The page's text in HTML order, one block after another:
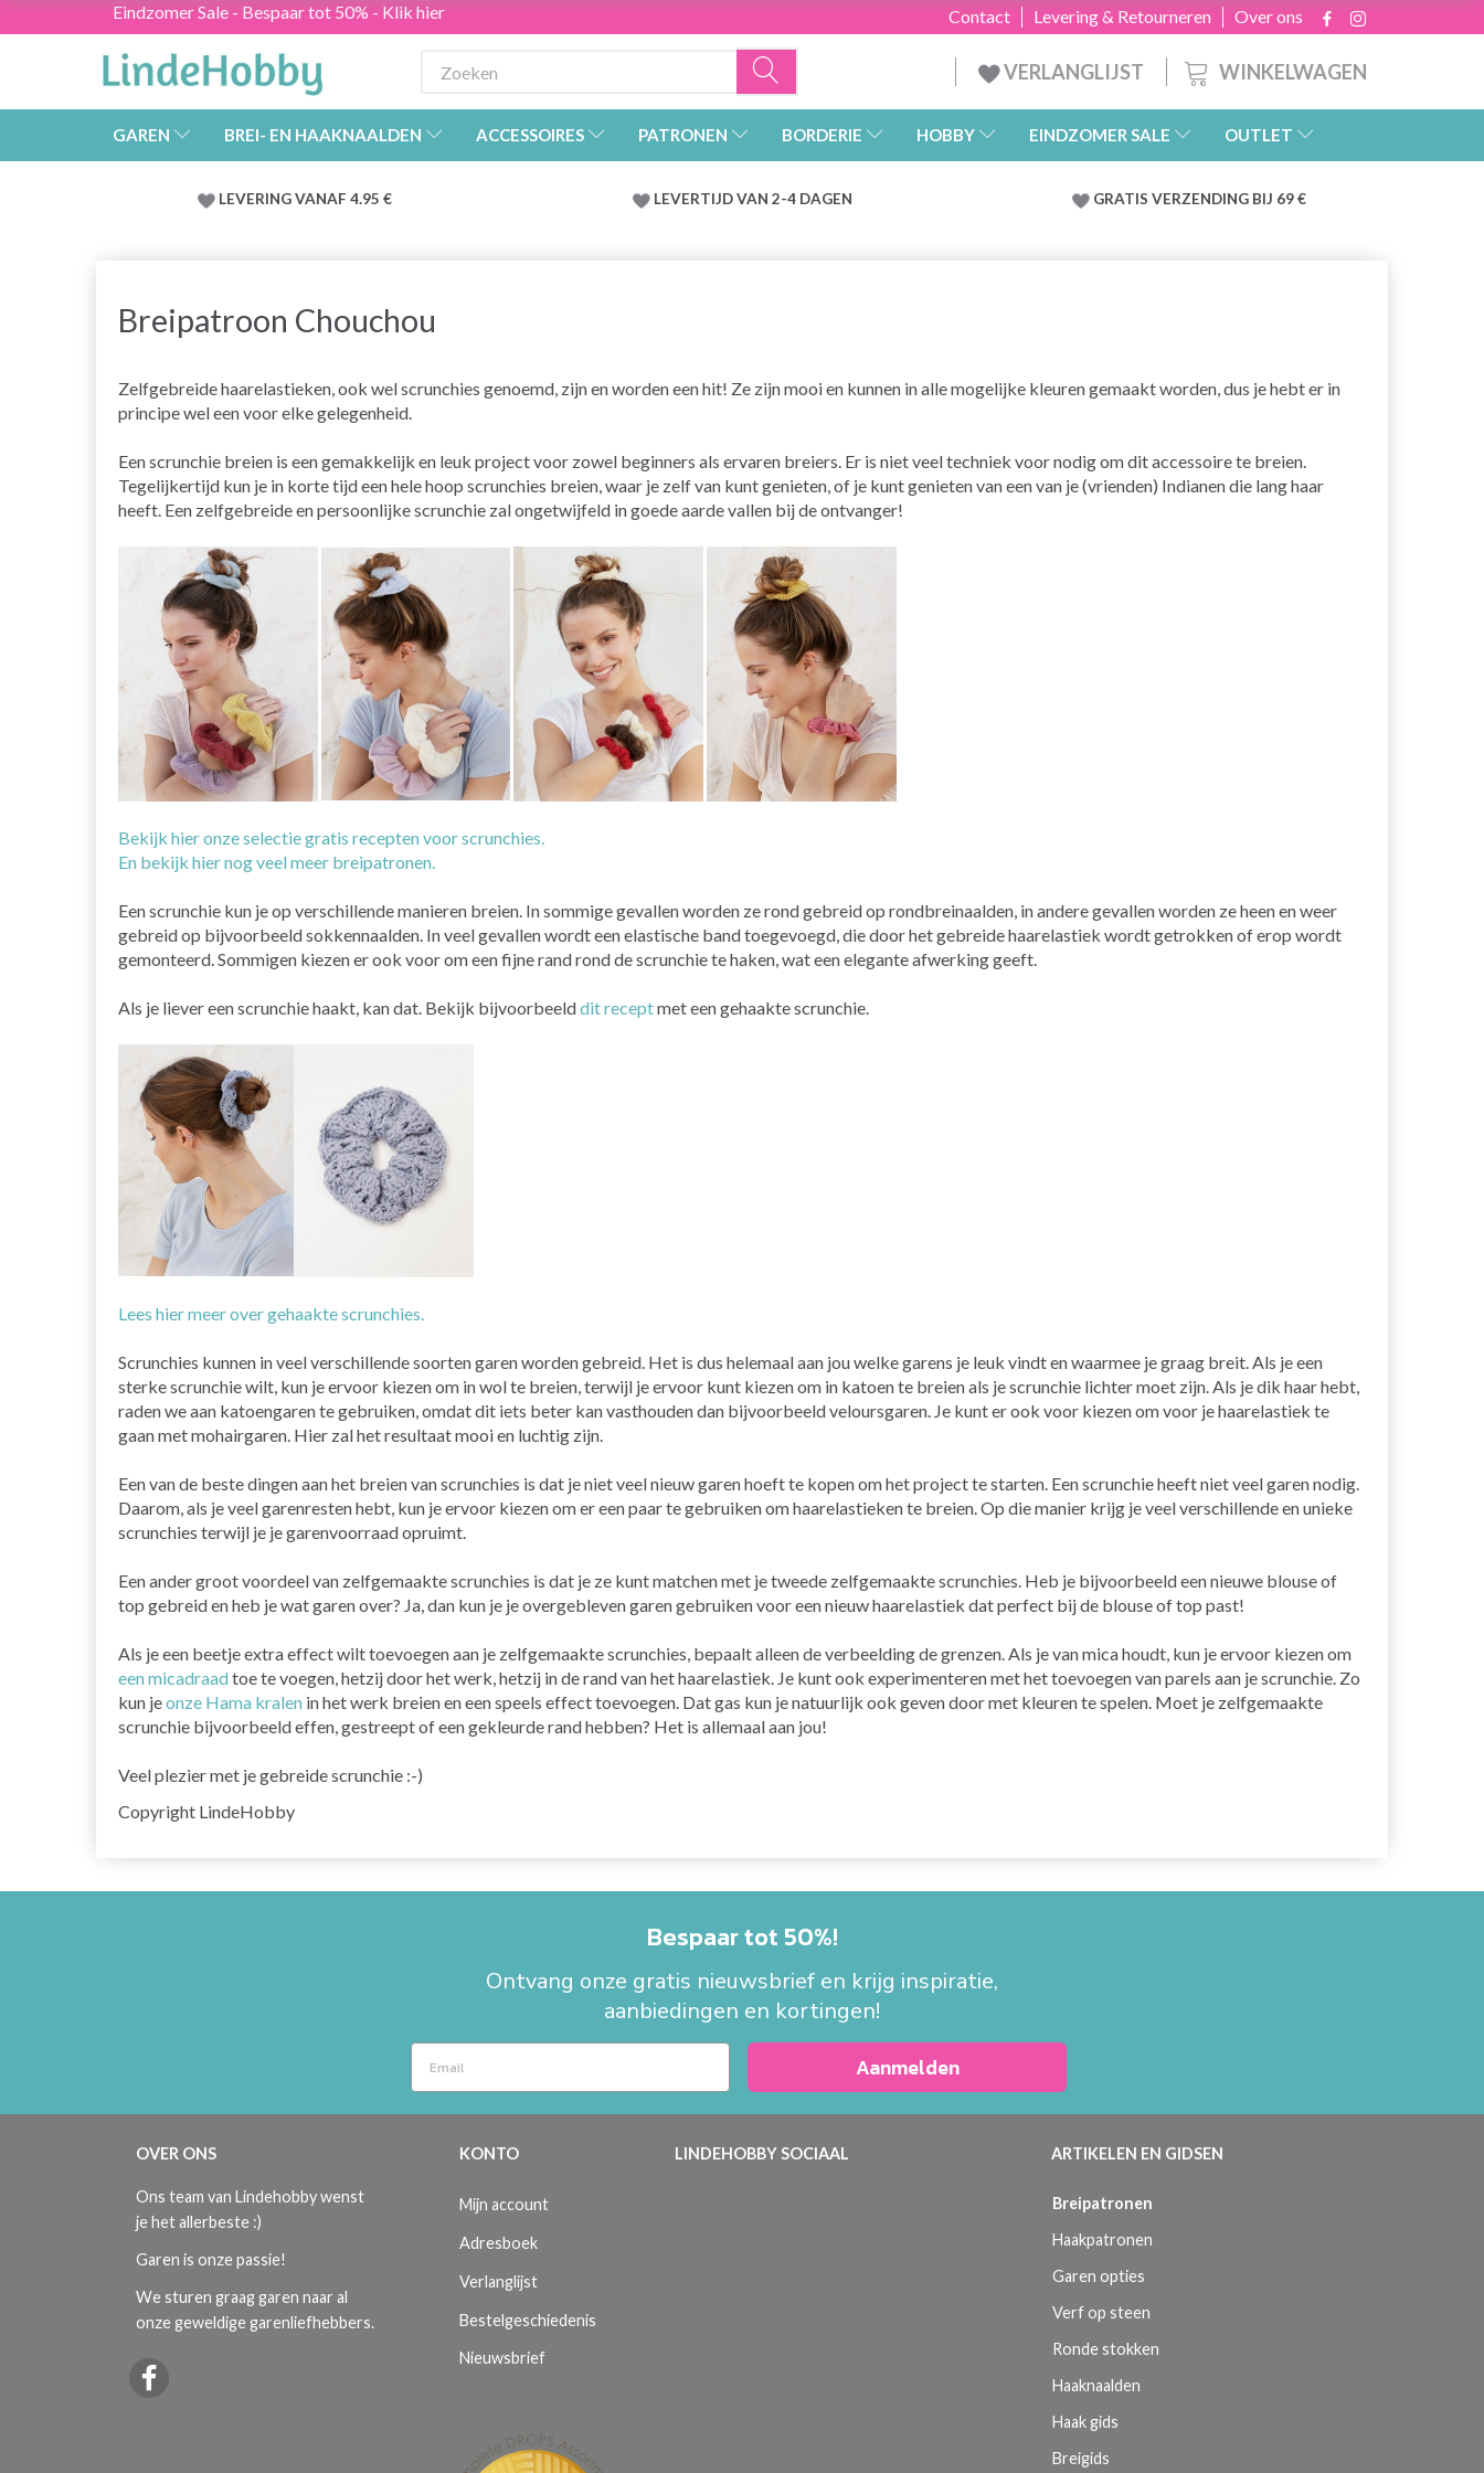
Eindzomer Sale - Bespaar tot 50% - Klik hier Over ons
Levering & Retourneren
Contact
WINKELWAGEN
VERLANGLIJST
GAREN BREI- EN HAAKNAALDEN ACCESSOIRES PATRONEN BORDERIE HOBBY EINDZOMER SALE OUTLET
LEVERING VANAF 4.95 € LEVERTIJD VAN 2-4 DAGEN GRATIS VERZENDING BIJ 69 €
Breipatroon Chouchou
Zelfgebreide haarelastieken, ook wel scrunchies genoemd, zijn en worden een hit! Ze zijn mooi en kunnen in alle mogelijke kleuren gemaakt worden, dus je hebt er in
principe wel een voor elke gelegenheid.
Een scrunchie breien is een gemakkelijk en leuk project voor zowel beginners als ervaren breiers. Er is niet veel techniek voor nodig om dit accessoire te breien.
Tegelijkertijd kun je in korte tijd een hele hoop scrunchies breien, waar je zelf van kunt genieten, of je kunt genieten van een van je (vrienden) Indianen die lang haar
heeft. Een zelfgebreide en persoonlijke scrunchie zal ongetwijfeld in goede aarde vallen bij de ontvanger!
Bekijk hier onze selectie gratis recepten voor scrunchies.
En bekijk hier nog veel meer breipatronen.
Een scrunchie kun je op verschillende manieren breien. In sommige gevallen worden ze rond gebreid op rondbreinaalden, in andere gevallen worden ze heen en weer
gebreid op bijvoorbeeld sokkennaalden. In veel gevallen wordt een elastische band toegevoegd, die door het gebreide haarelastiek wordt getrokken of erop wordt
gemonteerd. Sommigen kiezen er ook voor om een fijne rand rond de scrunchie te haken, wat een elegante afwerking geeft.
Als je liever een scrunchie haakt, kan dat. Bekijk bijvoorbeelddit receptmet een gehaakte scrunchie.
Lees hier meer over gehaakte scrunchies.
Scrunchies kunnen in veel verschillende soorten garen worden gebreid. Het is dus helemaal aan jou welke garens je leuk vindt en waarmee je graag breit. Als je een
sterke scrunchie wilt, kun je ervoor kiezen om in wol te breien, terwijl je ervoor kunt kiezen om in katoen te breien als je scrunchie lichter moet zijn. Als je dik haar hebt,
raden we aan katoengaren te gebruiken, omdat dit iets beter kan vasthouden dan bijvoorbeeld veloursgaren. Je kunt er ook voor kiezen om voor je haarelastiek te
gaan met mohairgaren. Hier zal het resultaat mooi en luchtig zijn.
Een van de beste dingen aan het breien van scrunchies is dat je niet veel nieuw garen hoeft te kopen om het project te starten. Een scrunchie heeft niet veel garen nodig.
Daarom, als je veel garenresten hebt, kun je ervoor kiezen om er een paar te gebruiken om haarelastieken te breien. Op die manier krijg je veel verschillende en unieke
scrunchies terwijl je je garenvoorraad opruimt.
Een ander groot voordeel van zelfgemaakte scrunchies is dat je ze kunt matchen met je tweede zelfgemaakte scrunchies. Heb je bijvoorbeeld een nieuwe blouse of
top gebreid en heb je wat garen over? Ja, dan kun je je overgebleven garen gebruiken voor een nieuw haarelastiek dat perfect bij de blouse of top past!
Als je een beetje extra effect wilt toevoegen aan je zelfgemaakte scrunchies, bepaalt alleen de verbeelding de grenzen. Als je van mica houdt, kun je ervoor kiezen om
een micadraadtoe te voegen, hetzij door het werk, hetzij in de rand van het haarelastiek. Je kunt ook experimenteren met het toevoegen van parels aan je scrunchie. Zo
kun jeonze Hama kralen in het werk breien en een speels effect toevoegen. Dat gas kun je natuurlijk ook geven door met kleuren te spelen. Moet je zelfgemaakte
scrunchie bijvoorbeeld effen, gestreept of een gekleurde rand hebben? Het is allemaal aan jou!
Veel plezier met je gebreide scrunchie :-)
Copyright LindeHobby
Bespaar tot 50%!
Ontvang onze gratis nieuwsbrief en krijg inspiratie,
aanbiedingen en kortingen!
Aanmelden
OVER ONS
Ons team van Lindehobby wenst
je het allerbeste :)
Garen is onze passie!
We sturen graag garen naar al
onze geweldige garenliefhebbers.
KONTO
Mijn account
Adresboek
Verlanglijst
Bestelgeschiedenis
Nieuwsbrief
LINDEHOBBY SOCIAAL ARTIKELEN EN GIDSEN
Breipatronen
Haakpatronen
Garen opties
Verf op steen
Ronde stokken
Haaknaalden
Haak gids
Breigids